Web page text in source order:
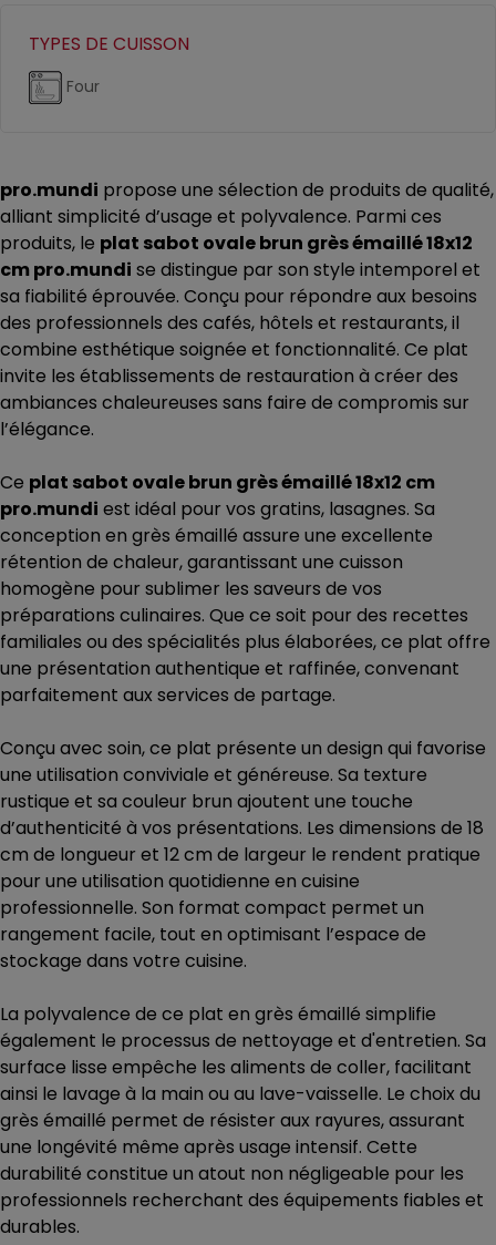
TYPES DE CUISSON
Four
pro.mundi propose une sélection de produits de qualité,
alliant simplicité d’usage et polyvalence. Parmi ces
produits, le plat sabot ovale brun grès émaillé 18x12
cm pro.mundi se distingue par son style intemporel et
sa fiabilité éprouvée. Conçu pour répondre aux besoins
des professionnels des cafés, hôtels et restaurants, il
combine esthétique soignée et fonctionnalité. Ce plat
invite les établissements de restauration à créer des
ambiances chaleureuses sans faire de compromis sur
l’élégance.
Ce plat sabot ovale brun grès émaillé 18x12 cm
pro.mundi est idéal pour vos gratins, lasagnes. Sa
conception en grès émaillé assure une excellente
rétention de chaleur, garantissant une cuisson
homogène pour sublimer les saveurs de vos
préparations culinaires. Que ce soit pour des recettes
familiales ou des spécialités plus élaborées, ce plat offre
une présentation authentique et raffinée, convenant
parfaitement aux services de partage.
Conçu avec soin, ce plat présente un design qui favorise
une utilisation conviviale et généreuse. Sa texture
rustique et sa couleur brun ajoutent une touche
d’authenticité à vos présentations. Les dimensions de 18
cm de longueur et 12 cm de largeur le rendent pratique
pour une utilisation quotidienne en cuisine
professionnelle. Son format compact permet un
rangement facile, tout en optimisant l’espace de
stockage dans votre cuisine.
La polyvalence de ce plat en grès émaillé simplifie
également le processus de nettoyage et d'entretien. Sa
surface lisse empêche les aliments de coller, facilitant
ainsi le lavage à la main ou au lave-vaisselle. Le choix du
grès émaillé permet de résister aux rayures, assurant
une longévité même après usage intensif. Cette
durabilité constitue un atout non négligeable pour les
professionnels recherchant des équipements fiables et
durables.